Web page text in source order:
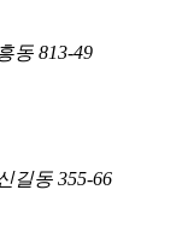
동 813-49
길동 355-66